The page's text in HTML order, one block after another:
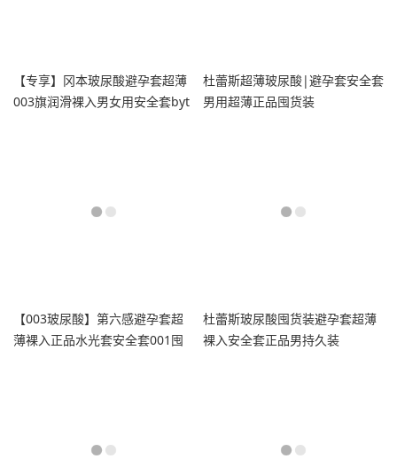
【专享】冈本玻尿酸避孕套超薄
003旗润滑裸入男女用安全套byt
杜蕾斯超薄玻尿酸|避孕套安全套
男用超薄正品囤货装
【003玻尿酸】第六感避孕套超
薄裸入正品水光套安全套001囤
杜蕾斯玻尿酸囤货装避孕套超薄
裸入安全套正品男持久装